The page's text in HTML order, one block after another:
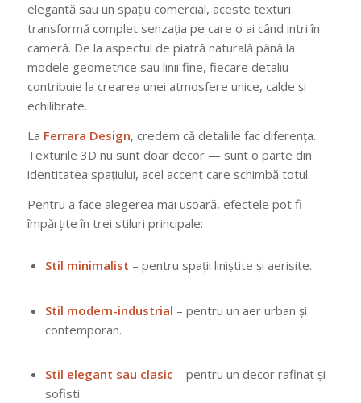
elegantă sau un spațiu comercial, aceste texturi
transformă complet senzația pe care o ai când intri în
cameră. De la aspectul de piatră naturală până la
modele geometrice sau linii fine, fiecare detaliu
contribuie la crearea unei atmosfere unice, calde și
echilibrate.
La Ferrara Design, credem că detaliile fac diferența.
Texturile 3D nu sunt doar decor — sunt o parte din
identitatea spațiului, acel accent care schimbă totul.
Pentru a face alegerea mai ușoară, efectele pot fi
împărțite în trei stiluri principale:
Stil minimalist – pentru spații liniștite și aerisite.
Stil modern-industrial – pentru un aer urban și
contemporan.
Stil elegant sau clasic – pentru un decor rafinat și
sofisti